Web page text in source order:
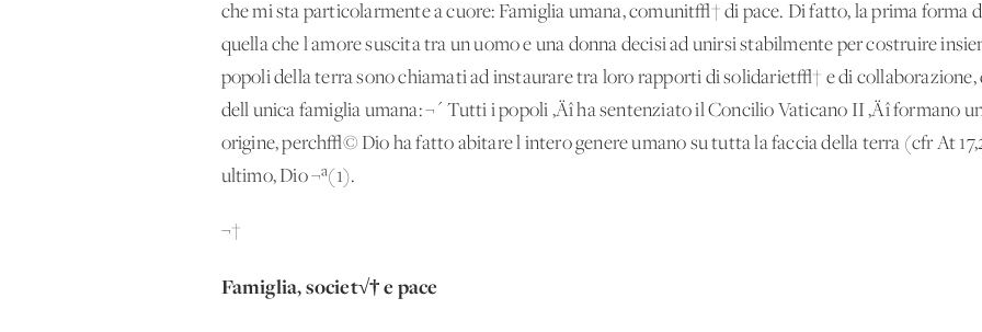
che mi sta particolarmente a cuore: Famiglia umana, comunit√† di pace. Di fatto, la prima
quella che l'amore suscita tra un uomo e una donna decisi ad unirsi stabilmente per costruire
popoli della terra sono chiamati ad instaurare tra loro rapporti di solidariet√† e di collaborazione,
dell'unica famiglia umana: ¬´ Tutti i popoli ‚Äî ha sentenziato il Concilio Vaticano II ‚Äî formano
origine, perch√© Dio ha fatto abitare l'intero genere umano su tutta la faccia della terra (cfr At
ultimo, Dio ¬ª(1).
¬†
Famiglia, societ√† e pace